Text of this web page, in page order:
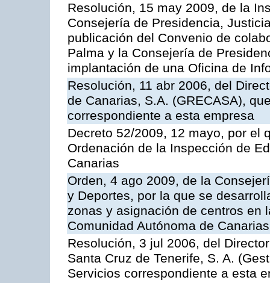
Resolución, 15 may 2009, de la
Consejería de Presidencia,
publicación del Convenio de
Palma y la Consejería de
implantación de una Oficina de
Resolución, 11 abr 2006, del
de Canarias, S.A. (GRECASA),
correspondiente a esta empresa
Decreto 52/2009, 12 mayo, por el
Ordenación de la Inspección de
Canarias
Orden, 4 ago 2009, de la
y Deportes, por la que se
zonas y asignación de centros en
Comunidad Autónoma de Canarias
Resolución, 3 jul 2006, del
Santa Cruz de Tenerife, S. A.
Servicios correspondiente a esta